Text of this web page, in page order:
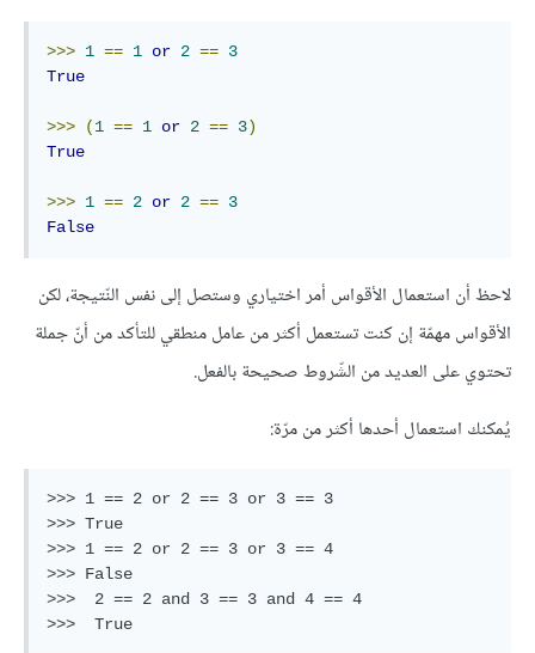
>>> 1 == 1 or 2 == 3
True
>>> (1 == 1 or 2 == 3)
True
>>> 1 == 2 or 2 == 3
False
لاحظ أن استعمال الأقواس أمر اختياري وستصل إلى نفس النّتيجة، لكن
الأقواس مهمّة إن كنت تستعمل أكثر من عامل منطقي للتأكد من أنّ جملة
تحتوي على العديد من الشّروط صحيحة بالفعل.
يُمكنك استعمال أحدها أكثر من مرّة:
>>> 1 == 2 or 2 == 3 or 3 == 3
>>> True
>>> 1 == 2 or 2 == 3 or 3 == 4
>>> False
>>>  2 == 2 and 3 == 3 and 4 == 4